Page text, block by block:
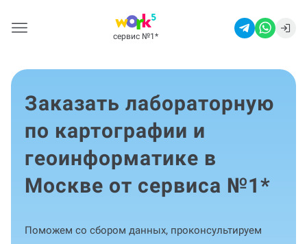
сервис №1 *
Заказать лабораторную
по картографии и
геоинформатике в
Москве от сервиса №1*
Поможем со сбором данных, проконсультируем